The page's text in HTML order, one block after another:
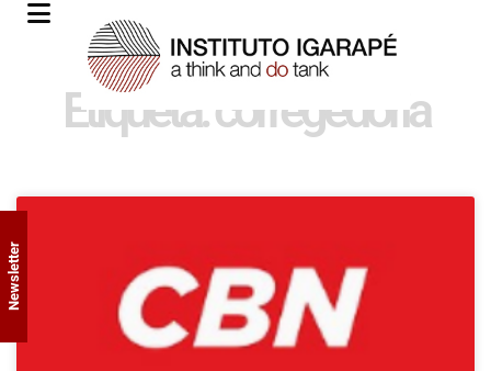
Etiqueta: corregedoria
Newsletter